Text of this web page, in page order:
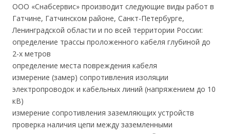
ООО «Снабсервис» производит следующие виды работ в
Гатчине, Гатчинском районе, Санкт-Петербурге,
Ленинградской области и по всей территории России:
определение трассы проложенного кабеля глубиной до
2-х метров
определение места повреждения кабеля
измерение (замер) сопротивления изоляции
электропроводок и кабельных линий (напряжением до 10
кВ)
измерение сопротивления заземляющих устройств
проверка наличия цепи между заземленными